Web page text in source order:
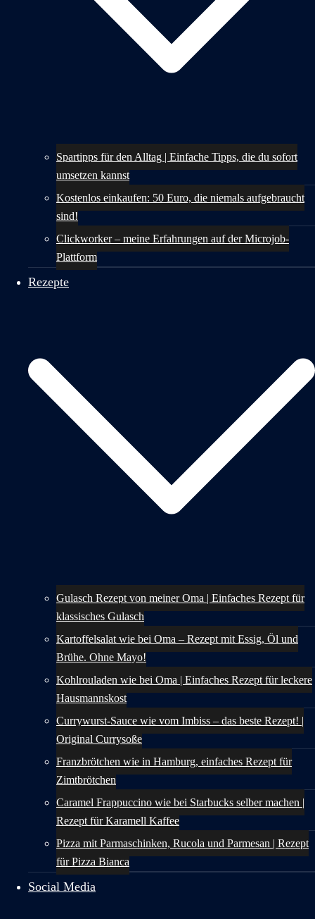
Spartipps für den Alltag | Einfache Tipps, die du sofort
umsetzen kannst
Kostenlos einkaufen: 50 Euro, die niemals aufgebraucht
sind!
Clickworker – meine Erfahrungen auf der Microjob-
Plattform
Rezepte
Gulasch Rezept von meiner Oma | Einfaches Rezept für
klassisches Gulasch
Kartoffelsalat wie bei Oma – Rezept mit Essig, Öl und
Brühe. Ohne Mayo!
Kohlrouladen wie bei Oma | Einfaches Rezept für leckere
Hausmannskost
Currywurst-Sauce wie vom Imbiss – das beste Rezept! |
Original Currysoße
Franzbrötchen wie in Hamburg, einfaches Rezept für
Zimtbrötchen
Caramel Frappuccino wie bei Starbucks selber machen |
Rezept für Karamell Kaffee
Pizza mit Parmaschinken, Rucola und Parmesan | Rezept
für Pizza Bianca
Social Media